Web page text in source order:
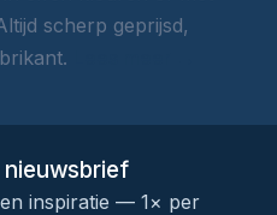
scherp geprijsd,
inspiratie — 1× per